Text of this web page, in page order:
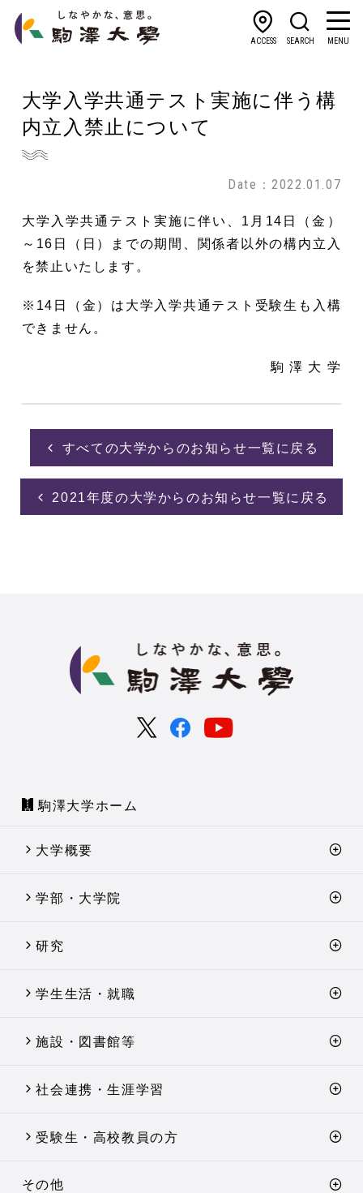
ACCESS SEARCH MENU
大学入学共通テスト実施に伴う構
内立入禁止について
Date：2022.01.07
大学入学共通テスト実施に伴い、1月14日（金）
～16日（日）までの期間、関係者以外の構内立入
を禁止いたします。
※14日（金）は大学入学共通テスト受験生も入構
できません。
駒 澤 大 学
すべての大学からのお知らせ一覧に戻る
2021年度の大学からのお知らせ一覧に戻る
駒澤大学ホーム
大学概要
学部・大学院
研究
学生生活・就職
施設・図書館等
社会連携・生涯学習
受験生・高校教員の方
その他